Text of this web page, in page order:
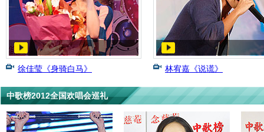
徐佳莹《身骑白马》 林宥嘉《说谎》
中歌榜2012全国欢唱会巡礼